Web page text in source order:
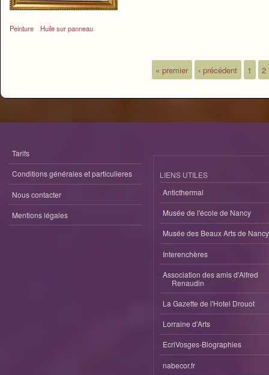
Peinture Huile sur panneau
« premier ‹ précédent 1 2
Tarifs
Conditions générales et particulieres
Nous contacter
Mentions légales
LIENS UTILES
Anticthermal
Musée de l'école de Nancy
Musée des Beaux Arts de Nancy
Interenchères
Association des amis d'Alfred
Renaudin
La Gazette de l'Hotel Drouot
Lorraine d'Arts
EcriVosges-Biographies
nabecor.fr